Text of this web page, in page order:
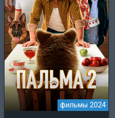
фильмы 2024